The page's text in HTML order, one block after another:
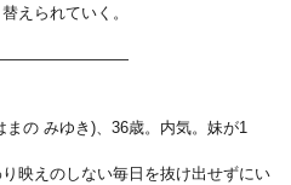
えられていく。
の みゆき)、36歳。内気。妹が1
映えのしない毎日を抜け出せずにい